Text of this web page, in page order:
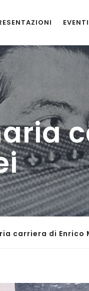
EVENTI
carriera di Enrico